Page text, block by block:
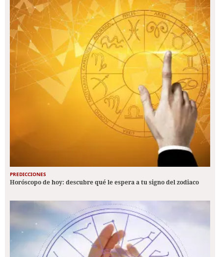
PREDICCIONES
Horóscopo de hoy: descubre qué le espera a tu signo del zodiaco